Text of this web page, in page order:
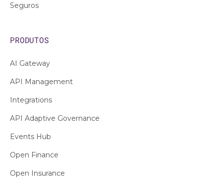
Seguros
PRODUTOS
AI Gateway
API Management
Integrations
API Adaptive Governance
Events Hub
Open Finance
Open Insurance